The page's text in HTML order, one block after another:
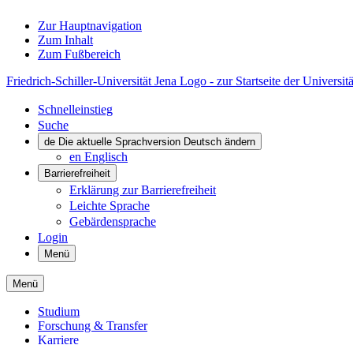
Zur Hauptnavigation
Zum Inhalt
Zum Fußbereich
Friedrich-Schiller-Universität Jena Logo - zur Startseite der
Schnelleinstieg
Suche
de Die aktuelle Sprachversion Deutsch ändern
en Englisch
Barrierefreiheit
Erklärung zur Barrierefreiheit
Leichte Sprache
Gebärdensprache
Login
Menü
Menü
Studium
Forschung & Transfer
Karriere